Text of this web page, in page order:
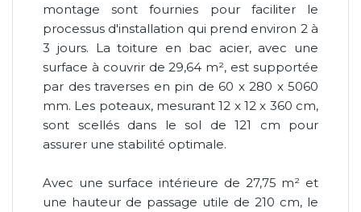
montage sont fournies pour faciliter le
processus d'installation qui prend environ 2 à
3 jours. La toiture en bac acier, avec une
surface à couvrir de 29,64 m², est supportée
par des traverses en pin de 60 x 280 x 5060
mm. Les poteaux, mesurant 12 x 12 x 360 cm,
sont scellés dans le sol de 121 cm pour
assurer une stabilité optimale.
Avec une surface intérieure de 27,75 m² et
une hauteur de passage utile de 210 cm, le